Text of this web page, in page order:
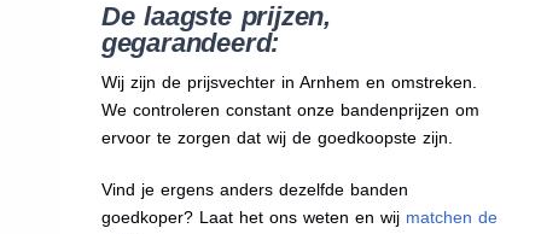
De laagste prijzen,
gegarandeerd:
Wij zijn de prijsvechter in Arnhem en omstreken.
We controleren constant onze bandenprijzen om
ervoor te zorgen dat wij de goedkoopste zijn.
Vind je ergens anders dezelfde banden
goedkoper? Laat het ons weten en wij matchen de